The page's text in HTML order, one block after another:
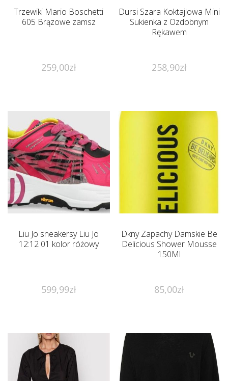
Trzewiki Mario Boschetti
605 Brązowe zamsz
259,00zł
Dursi Szara Koktajlowa Mini
Sukienka z Ozdobnym
Rękawem
258,90zł
Liu Jo sneakersy Liu Jo
12:12 01 kolor różowy
599,99zł
Dkny Zapachy Damskie Be
Delicious Shower Mousse
150Ml
85,00zł